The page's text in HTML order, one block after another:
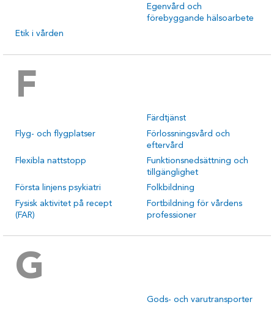
Egenvård och
förebyggande hälsoarbete
Etik i vården
F
Färdtjänst
Flyg- och flygplatser
Förlossningsvård och
eftervård
Flexibla nattstopp
Funktionsnedsättning och
tillgänglighet
Första linjens psykiatri
Folkbildning
Fysisk aktivitet på recept
(FAR)
Fortbildning för vårdens
professioner
G
Gods- och varutransporter